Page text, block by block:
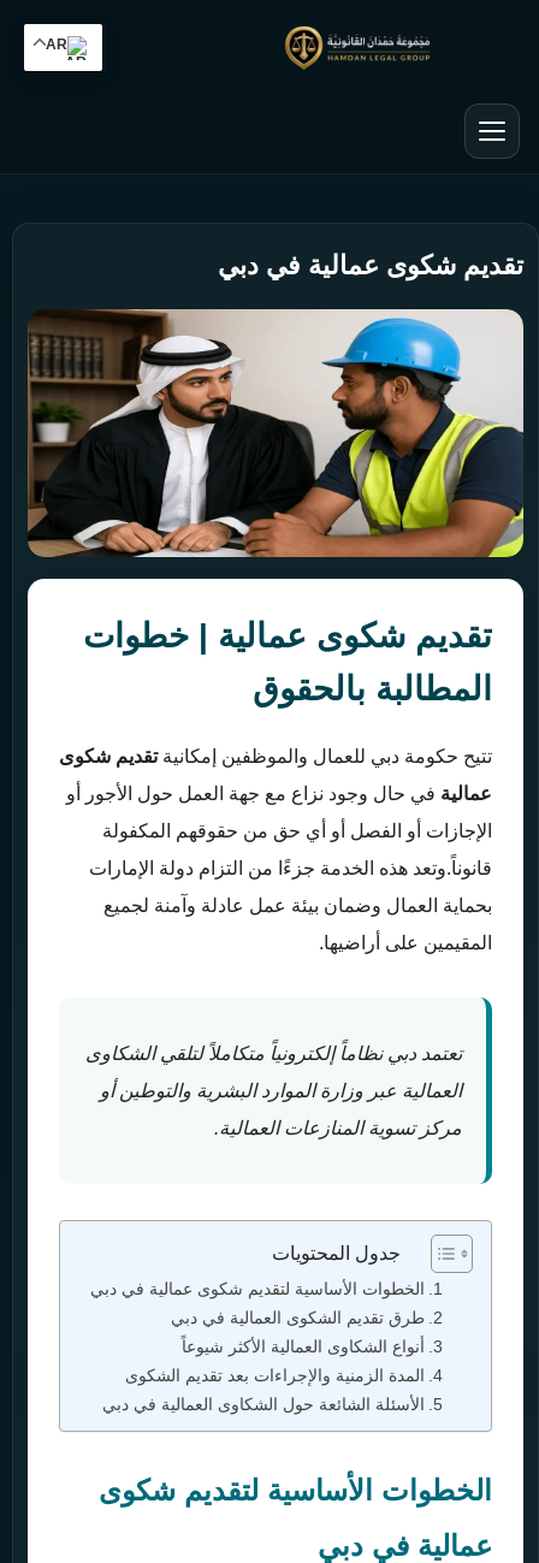
تقديم شكوى عمالية في دبي
تقديم شكوى عمالية | خطوات
المطالبة بالحقوق
تتيح حكومة دبي للعمال والموظفين إمكانيةتقديم شكوى
عمالية في حال وجود نزاع مع جهة العمل حول الأجور أو
الإجازات أو الفصل أو أي حق من حقوقهم المكفولة
قانوناً.وتعد هذه الخدمة جزءًا من التزام دولة الإمارات
بحماية العمال وضمان بيئة عمل عادلة وآمنة لجميع
المقيمين على أراضيها.
تعتمد دبي نظاماً إلكترونياً متكاملاً لتلقي الشكاوى
العمالية عبر وزارة الموارد البشرية والتوطين أو
مركز تسوية المنازعات العمالية.
جدول المحتويات
الخطوات الأساسية لتقديم شكوى عمالية في دبي
طرق تقديم الشكوى العمالية في دبي
أنواع الشكاوى العمالية الأكثر شيوعاً
المدة الزمنية والإجراءات بعد تقديم الشكوى
الأسئلة الشائعة حول الشكاوى العمالية في دبي
الخطوات الأساسية لتقديم شكوى
عمالية في دبي
AR